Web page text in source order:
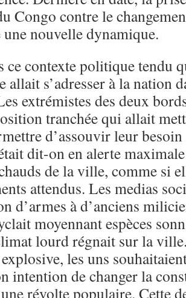
Congo contre le
une nouvelle dynamique.
ce contexte politique tendu
allait s’adresser à la nation
extrémistes des deux
tranchée qui allait
d’assouvir leur
dit-on en alerte
de la ville, comme si
attendus. Les medias
d’armes à d’anciens
moyennant espèces
lourd régnait sur la
les uns
intention de changer la
révolte populaire. Cette